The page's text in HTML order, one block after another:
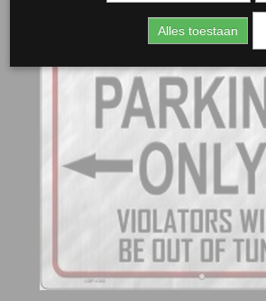
Alles toestaan